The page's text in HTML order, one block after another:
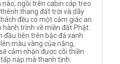
ngồi trên cabin cáp treo
thang đất trời và dãy
đều có một cảm giác an
trình về miền đất Phật.
đầu tiên trên bậc đá xanh
màu vàng của nắng,
cảm nhận được cõi thiền
nập mà thanh tịnh.